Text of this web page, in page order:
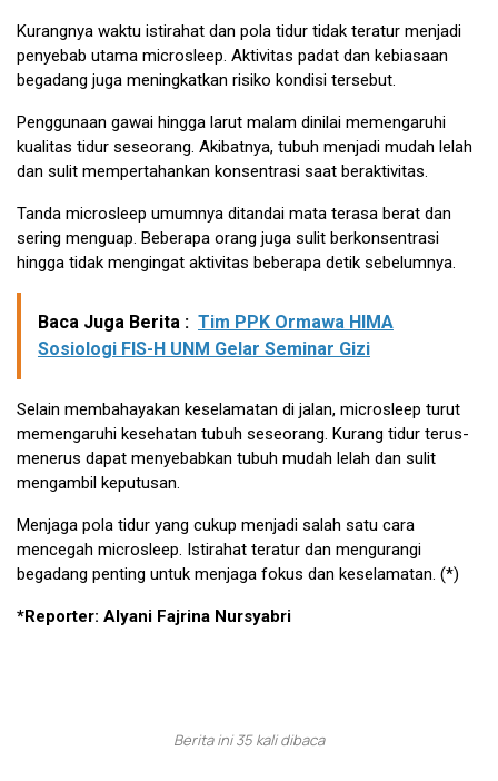
Kurangnya waktu istirahat dan pola tidur tidak teratur menjadi
penyebab utama microsleep. Aktivitas padat dan kebiasaan
begadang juga meningkatkan risiko kondisi tersebut.
Penggunaan gawai hingga larut malam dinilai memengaruhi
kualitas tidur seseorang. Akibatnya, tubuh menjadi mudah lelah
dan sulit mempertahankan konsentrasi saat beraktivitas.
Tanda microsleep umumnya ditandai mata terasa berat dan
sering menguap. Beberapa orang juga sulit berkonsentrasi
hingga tidak mengingat aktivitas beberapa detik sebelumnya.
Baca Juga Berita : Tim PPK Ormawa HIMA
Sosiologi FIS-H UNM Gelar Seminar Gizi
Selain membahayakan keselamatan di jalan, microsleep turut
memengaruhi kesehatan tubuh seseorang. Kurang tidur terus-
menerus dapat menyebabkan tubuh mudah lelah dan sulit
mengambil keputusan.
Menjaga pola tidur yang cukup menjadi salah satu cara
mencegah microsleep. Istirahat teratur dan mengurangi
begadang penting untuk menjaga fokus dan keselamatan. (*)
*Reporter: Alyani Fajrina Nursyabri
Berita ini 35 kali dibaca